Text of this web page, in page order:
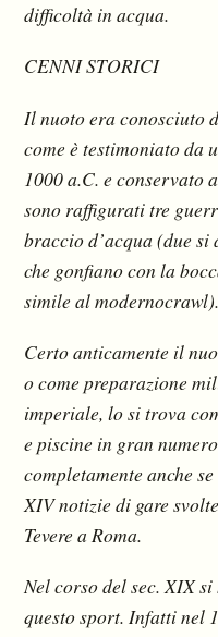
difficoltà in acqua.
CENNI STORICI
Il nuoto era conosciuto
come è testimoniato da
1000 a.C. e
sono raffigurati tre
braccio d’acqua (due
che gonfiano con la
simile al modernocrawl).
Certo anticamente il
o come preparazione
imperiale, lo si trova
e piscine in gran
completamente anche
XIV notizie di gare
Tevere a Roma.
Nel corso del sec. XIX
questo sport. Infatti nel